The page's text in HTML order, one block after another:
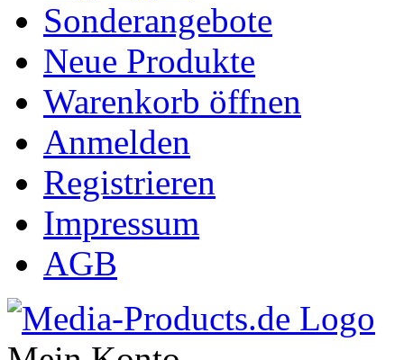
Sonderangebote
Neue Produkte
Warenkorb öffnen
Anmelden
Registrieren
Impressum
AGB